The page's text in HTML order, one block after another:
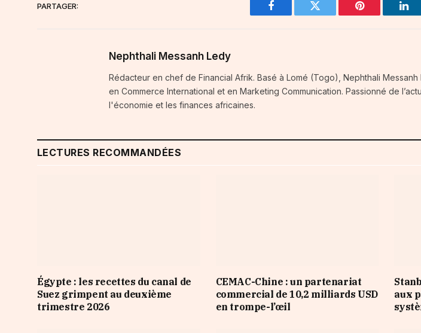
PARTAGER:
Facebook Twitter Pinterest
Nephthali Messanh Ledy
Rédacteur en chef de Financial Afrik. Basé à Lomé (Togo), Nephthali
en Commerce International et en Marketing Communication. Passionné de
l'économie et les finances africaines.
LECTURES RECOMMANDÉES
Égypte : les recettes du canal de
Suez grimpent au deuxième
trimestre 2026
CEMAC-Chine : un partenariat
commercial de 10,2 milliards USD
en trompe-l’œil
aux